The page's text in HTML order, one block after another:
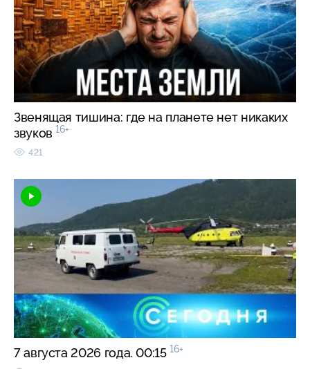
Звенящая тишина: где на планете нет никаких
звуков 16+
421
7 августа 2026 года. 00:15 16+